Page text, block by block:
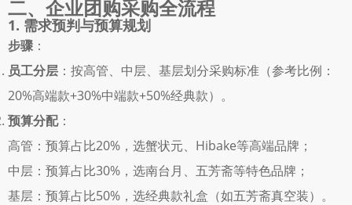
二、企业团购采购全流程
1. 需求预判与预算规划
步骤 ：
员工分层 ：按高管、中层、基层划分采购标准（参考比例：
20%高端款+30%中端款+50%经典款）。
预算分配：
高管：预算占比20%，选蟹状元、Hibake等高端品牌；
中层：预算占比30%，选南台月、五芳斋等特色品牌；
基层：预算占比50%，选经典款礼盒（如五芳斋真空装）。